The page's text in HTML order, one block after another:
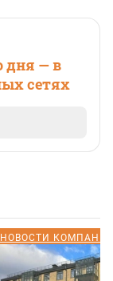
дня — в
сетях
НОВОСТИ